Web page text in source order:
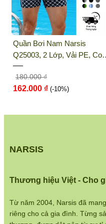
THỜI TRANG
Địa chỉ văn phòng/
Shophouse đường
Gardens, Quận
Điện thoại:033 484
Kiểm tra đơn hàng:
Chính sách đổi hàng:
https://
Chính sách bán hàng:
BỘ HÈ NAM E0001
CHẤT LIỆU THOÁNG
DỄ CHỊU, THOẢI MÁI CẢ
NGÀY, DỄ VẬN ĐỘNG
395.000 ₫
355.500 ₫(-10%)
NARSIS
Từ năm 2004, Narsis đã
riêng cho cả gia đình. Từng
Thương hiệu Việt - Cho